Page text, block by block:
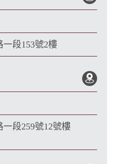
段153號2樓
段259號12號樓